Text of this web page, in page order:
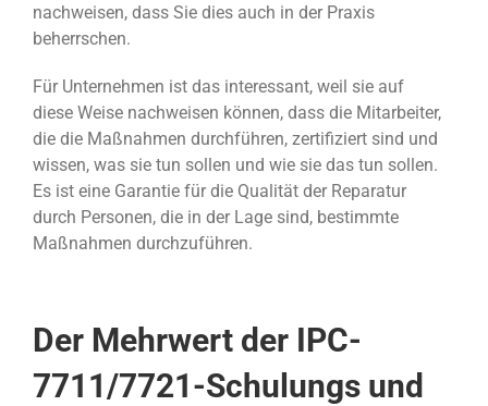
nachweisen, dass Sie dies auch in der Praxis
beherrschen.
Für Unternehmen ist das interessant, weil sie auf
diese Weise nachweisen können, dass die Mitarbeiter,
die die Maßnahmen durchführen, zertifiziert sind und
wissen, was sie tun sollen und wie sie das tun sollen.
Es ist eine Garantie für die Qualität der Reparatur
durch Personen, die in der Lage sind, bestimmte
Maßnahmen durchzuführen.
Der Mehrwert der IPC-
7711/7721-Schulungs und